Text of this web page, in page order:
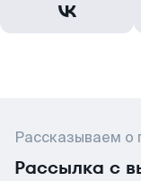
Рассказываем о
Рассылка с